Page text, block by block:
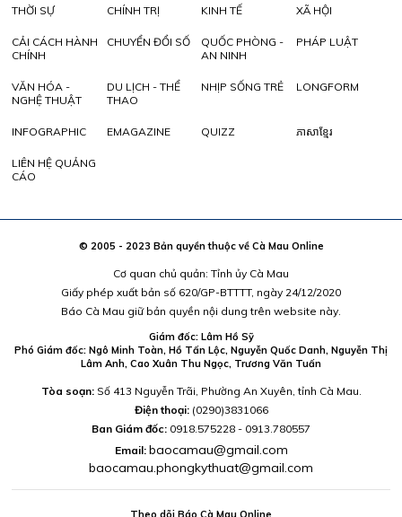
THỜI SỰ CHÍNH TRỊ KINH TẾ XÃ HỘI
CẢI CÁCH HÀNH
CHÍNH
CHUYỂN ĐỔI SỐ
QUỐC PHÒNG -
AN NINH
PHÁP LUẬT
VĂN HÓA -
NGHỆ THUẬT
DU LỊCH - THỂ
THAO
NHỊP SỐNG TRẺ LONGFORM
INFOGRAPHIC EMAGAZINE QUIZZ ភាសាខ្មែរ
LIÊN HỆ QUẢNG
CÁO
© 2005 - 2023 Bản quyền thuộc về Cà Mau Online
Cơ quan chủ quản: Tỉnh ủy Cà Mau
Giấy phép xuất bản số 620/GP-BTTTT, ngày 24/12/2020
Báo Cà Mau giữ bản quyền nội dung trên website này.
Giám đốc: Lâm Hồ Sỹ
Phó Giám đốc: Ngô Minh Toàn, Hồ Tấn Lộc, Nguyễn Quốc Danh, Nguyễn Thị
Lâm Anh, Cao Xuân Thu Ngọc, Trương Văn Tuấn
Tòa soạn:Số 413 Nguyễn Trãi, Phường An Xuyên, tỉnh Cà Mau.
Điện thoại: (0290)3831066
Ban Giám đốc: 0918.575228 - 0913.780557
Email: baocamau@gmail.com
baocamau.phongkythuat@gmail.com
Theo dõi Báo Cà Mau Online